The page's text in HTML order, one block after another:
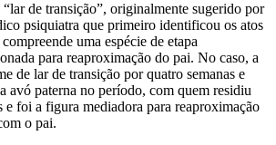
de transição”, originalmente sugerido por
psiquiatra que primeiro identificou os atos
uma espécie de etapa
para reaproximação do pai. No caso, a
de lar de transição por quatro semanas e
avó paterna no período, com quem residiu
e foi a figura mediadora para reaproximação
o pai.